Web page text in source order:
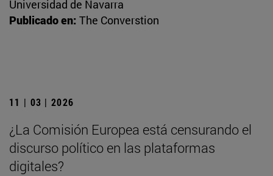
Universidad de Navarra
Publicado en: The Converstion
11 | 03 | 2026
¿La Comisión Europea está censurando el
discurso político en las plataformas
digitales?